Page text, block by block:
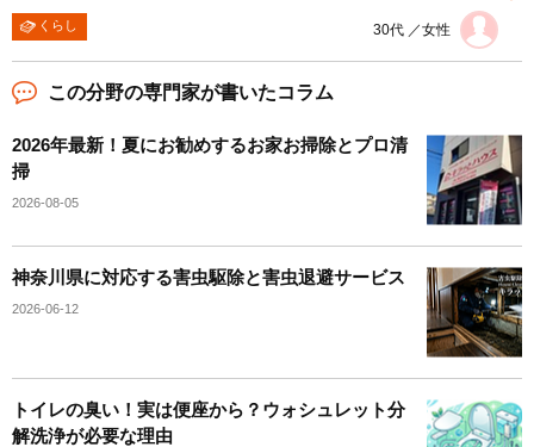
くらし 30代 ／女性
この分野の専門家が書いたコラム
2026年最新！夏にお勧めするお家お掃除とプロ清
掃
2026-08-05
神奈川県に対応する害虫駆除と害虫退避サービス
2026-06-12
トイレの臭い！実は便座から？ウォシュレット分
解洗浄が必要な理由